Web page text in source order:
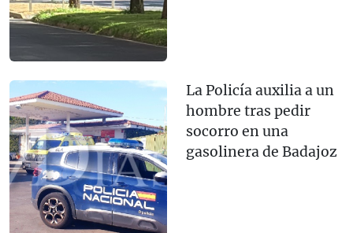
La Policía auxilia a un
hombre tras pedir
socorro en una
gasolinera de Badajoz